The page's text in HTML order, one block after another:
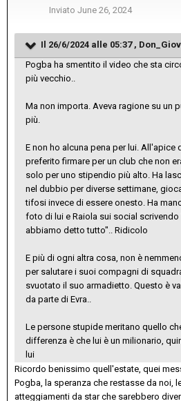
Inviato June 26, 2024
Il 26/6/2024 alle 05:37 ,
Pogba ha smentito il video che sta
più vecchio..
Ma non importa. Aveva ragione su un
più.
E non ho alcuna pena per lui. All'apice
preferito firmare per un club che non
solo per uno stipendio più alto. Ha
nel dubbio per diverse settimane,
tifosi invece di essere onesto. Ha
foto di lui e Raiola sui social scrivendo
abbiamo detto tutto".. Ridicolo
E più di ogni altra cosa, non è
per salutare i suoi compagni di
svuotato il suo armadietto. Questo è
da parte di Evra..
Le persone stupide meritano quello
differenza è che lui è un milionario,
lui
Ricordo benissimo quell'estate, quei
Pogba, la speranza che restasse da noi,
atteggiamenti da star che sarebbero